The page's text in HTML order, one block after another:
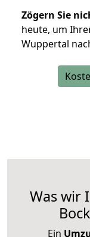
Zögern Sie
heute, um
Wuppertal
Was wir
Ein